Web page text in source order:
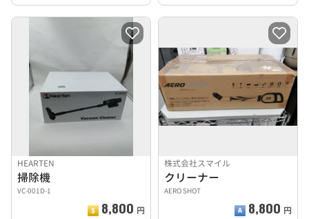
HEARTEN
掃除機
VC-001D-1
8,800 円
株式会社スマイル
クリーナー
AERO SHOT
8,800 円